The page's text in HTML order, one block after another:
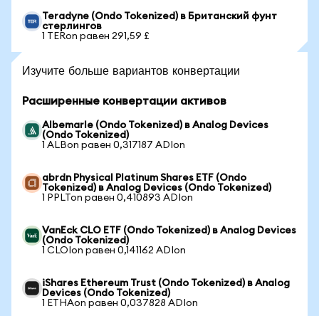
Teradyne (Ondo Tokenized) в Британский фунт
стерлингов
1 TERon равен 291,59 £
Изучите больше вариантов конвертации
Расширенные конвертации активов
Albemarle (Ondo Tokenized) в Analog Devices
(Ondo Tokenized)
1 ALBon равен 0,317187 ADIon
abrdn Physical Platinum Shares ETF (Ondo
Tokenized) в Analog Devices (Ondo Tokenized)
1 PPLTon равен 0,410893 ADIon
VanEck CLO ETF (Ondo Tokenized) в Analog Devices
(Ondo Tokenized)
1 CLOIon равен 0,141162 ADIon
iShares Ethereum Trust (Ondo Tokenized) в Analog
Devices (Ondo Tokenized)
1 ETHAon равен 0,037828 ADIon